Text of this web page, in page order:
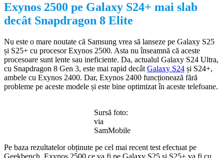
Exynos 2500 pe Galaxy S24+ mai slab
decât Snapdragon 8 Elite
Nu este o mare noutate că Samsung vrea să lanseze pe Galaxy S25
și S25+ cu procesor Exynos 2500. Asta nu înseamnă că aceste
procesoare sunt lente sau ineficiente. Da, actualul Galaxy S24 Ultra,
cu Snapdragon 8 Gen 3, este mai rapid decât Galaxy S24 și S24+,
ambele cu Exynos 2400. Dar, Exynos 2400 funcționează fără
probleme pe aceste modele și este bine optimizat în aceste telefoane.
Sursă foto:
via
SamMobile
Pe baza rezultatelor obținute pe cel mai recent test efectuat pe